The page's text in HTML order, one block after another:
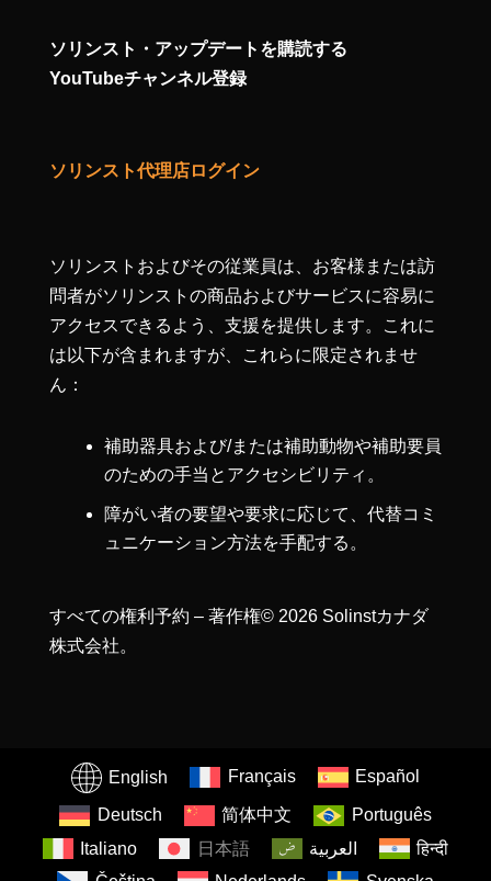
ソリンスト・アップデートを購読する
YouTubeチャンネル登録
ソリンスト代理店ログイン
ソリンストおよびその従業員は、お客様または訪
問者がソリンストの商品およびサービスに容易に
アクセスできるよう、支援を提供します。これに
は以下が含まれますが、これらに限定されませ
ん：
補助器具および/または補助動物や補助要員
のための手当とアクセシビリティ。
障がい者の要望や要求に応じて、代替コミ
ュニケーション方法を手配する。
すべての権利予約 – 著作権© 2026 Solinstカナダ
株式会社。
English Français Español
Deutsch 简体中文
Português
Italiano
日本語 العربية
हिन्दी